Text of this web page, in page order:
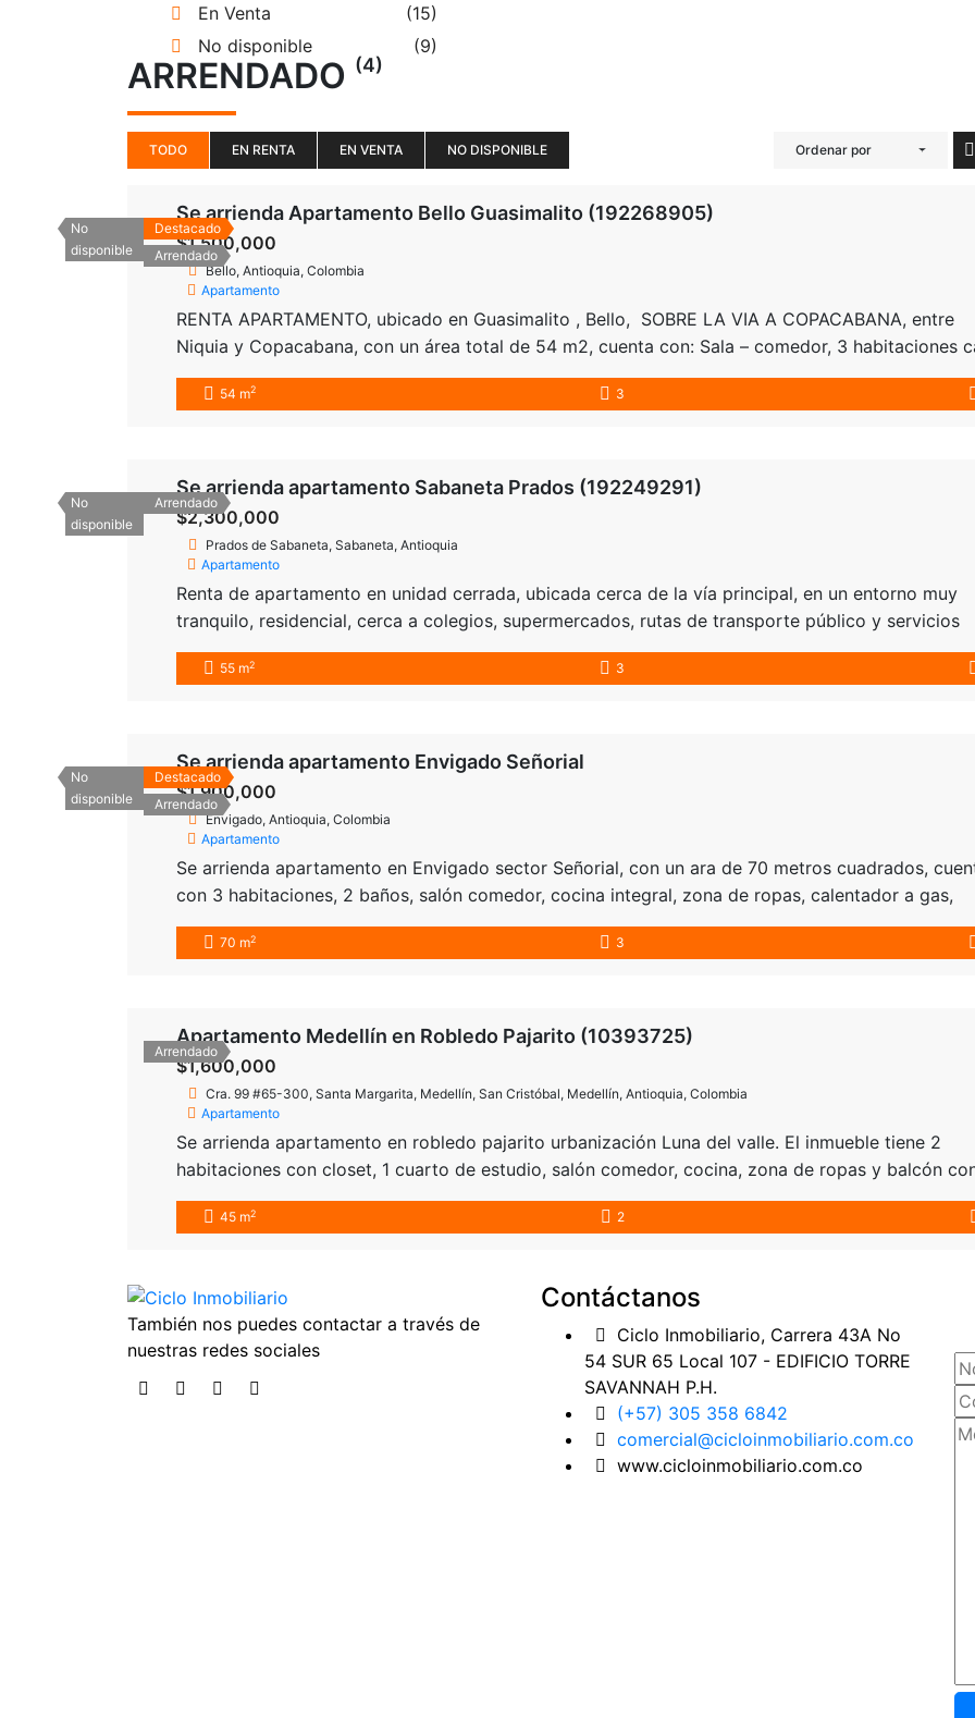
ARRENDADO (4)
TODO EN RENTA EN VENTA NO DISPONIBLE Ordenar por
Destacado
Arrendado
No
disponible
Se arrienda Apartamento Bello Guasimalito (192268905)
$1,500,000
Bello, Antioquia, Colombia
Apartamento
RENTA APARTAMENTO, ubicado en Guasimalito , Bello, SOBRE LA VIA A COPACABANA, entre
Niquia y Copacabana, con un área total de 54 m2, cuenta con: Sala – comedor, 3 habitaciones
una con closet, 2 baños, cocina integral, piso cerámica, tiene balcón, zona de ropas,
privado y de visitantes, excelentes zonas comunes cómo: Ar…
54 m2 3
Arrendado
No
disponible
Se arrienda apartamento Sabaneta Prados (192249291)
$2,300,000
Prados de Sabaneta, Sabaneta, Antioquia
Apartamento
Renta de apartamento en unidad cerrada, ubicada cerca de la vía principal, en un entorno muy
tranquilo, residencial, cerca a colegios, supermercados, rutas de transporte público y servicios
complementarios del sector. cuenta con un área de 55 mts, sala comedor, 3 alcobas , 2 baños y
vestier en la principal, baño social, cocina integral abier…
55 m2 3
Destacado
Arrendado
No
disponible
Se arrienda apartamento Envigado Señorial
$1,900,000
Envigado, Antioquia, Colombia
Apartamento
Se arrienda apartamento en Envigado sector Señorial, con un ara de 70 metros cuadrados,
con 3 habitaciones, 2 baños, salón comedor, cocina integral, zona de ropas, calentador a gas,
citofonía. Unidad abierta con parqueaderos comunes afuera, zona muy residencial, con rutas de
transporte publico, zonas verdes, iglesia, parque, cancha y zon…
70 m2 3
Arrendado
Apartamento Medellín en Robledo Pajarito (10393725)
$1,600,000
Cra. 99 #65-300, Santa Margarita, Medellín, San Cristóbal, Medellín, Antioquia, Colombia
Apartamento
Se arrienda apartamento en robledo pajarito urbanización Luna del valle. El inmueble tiene 2
habitaciones con closet, 1 cuarto de estudio, salón comedor, cocina, zona de ropas y balcón
vista panorámica a Medellín, ubicado en un piso 23 . Urbanización con ascensor, vigilancia 24
parqueadero infantil y parqueadero de visitantes, pisc…
45 m2 2
En Venta
(15)
No disponible
(9)
También nos puedes contactar a través de
nuestras redes sociales
Contáctanos
Ciclo Inmobiliario, Carrera 43A No
54 SUR 65 Local 107 - EDIFICIO TORRE
SAVANNAH P.H.
(+57) 305 358 6842
comercial@cicloinmobiliario.com.co
www.cicloinmobiliario.com.co